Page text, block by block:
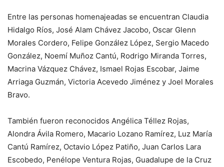
Entre las personas homenajeadas se encuentran Claudia
Hidalgo Ríos, José Alam Chávez Jacobo, Oscar Glenn
Morales Cordero, Felipe González López, Sergio Macedo
González, Noemí Muñoz Cantú, Rodrigo Miranda Torres,
Macrina Vázquez Chávez, Ismael Rojas Escobar, Jaime
Arriaga Guzmán, Victoria Acevedo Jiménez y Joel Morales
Bravo.
También fueron reconocidos Angélica Téllez Rojas,
Alondra Ávila Romero, Macario Lozano Ramírez, Luz María
Cantú Ramírez, Octavio López Patiño, Juan Carlos Lara
Escobedo, Penélope Ventura Rojas, Guadalupe de la Cruz